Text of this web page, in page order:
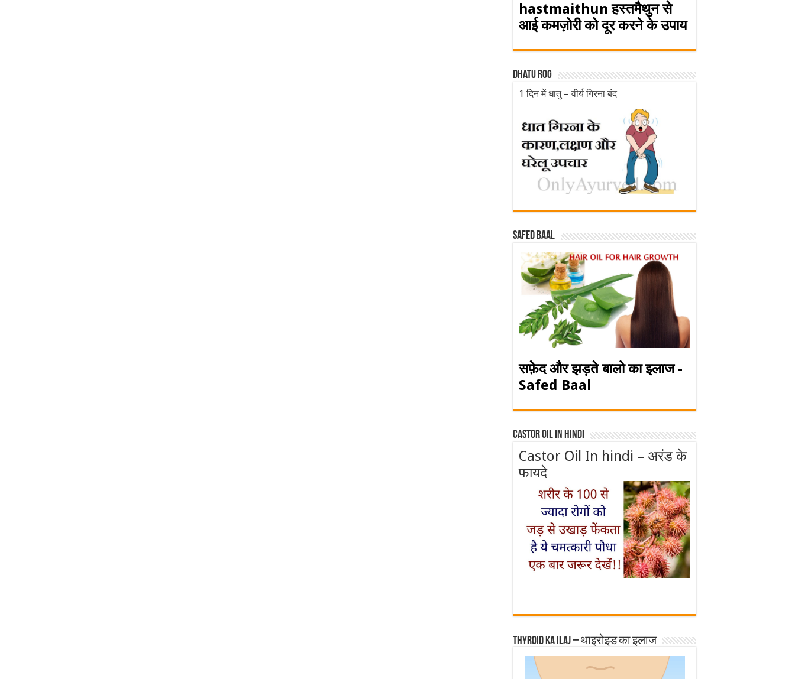
hastmaithun हस्तमैथुन से
आई कमज़ोरी को दूर करने के उपाय
Dhatu rog
1 दिन में धातु – वीर्य गिरना बंद
Safed baal
सफ़ेद और झड़ते बालो का इलाज -
Safed Baal
Castor Oil In Hindi
Castor Oil In hindi – अरंड के
फायदे
Thyroid ka ilaj – थाइरोइड का इलाज